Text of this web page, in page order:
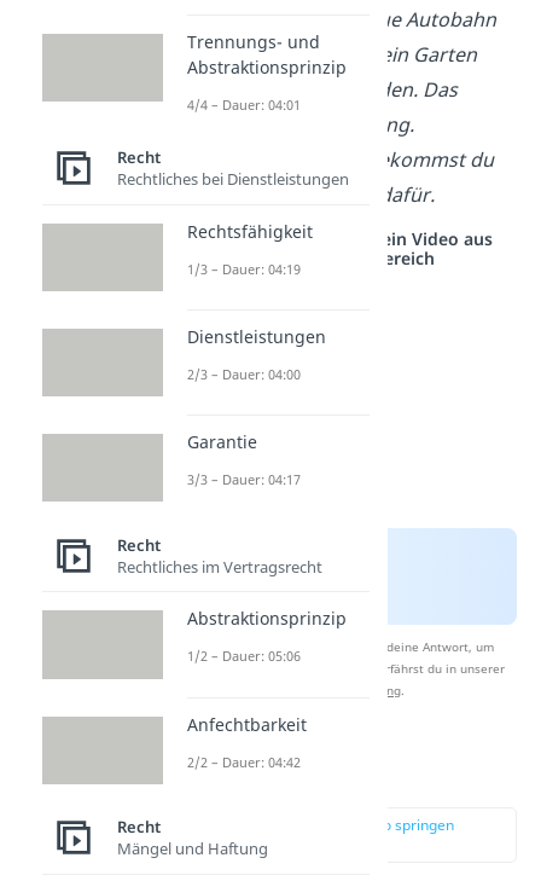
Um eine neue Autobahn
zu bauen, kann dir dein Garten
weggenommen werden. Das
nennst sich Enteignung.
Selbstverständlich bekommst du
eine Entschädigung dafür.
Studyflix vernetzt: Hier ein Video aus
einem anderen Bereich
Nach Beantwortung speichern wir deine Antwort, um
Studyflix zu verbessern. Mehr dazu erfährst du in unserer
Datenschutzerklärung.
Was ist Besitz?
zur Stelle im Video springen
Trennungs- und
Abstraktionsprinzip
4/4 – Dauer: 04:01
Recht
Rechtliches bei Dienstleistungen
Rechtsfähigkeit
1/3 – Dauer: 04:19
Dienstleistungen
2/3 – Dauer: 04:00
Garantie
3/3 – Dauer: 04:17
Recht
Rechtliches im Vertragsrecht
Abstraktionsprinzip
1/2 – Dauer: 05:06
Anfechtbarkeit
2/2 – Dauer: 04:42
Recht
Mängel und Haftung